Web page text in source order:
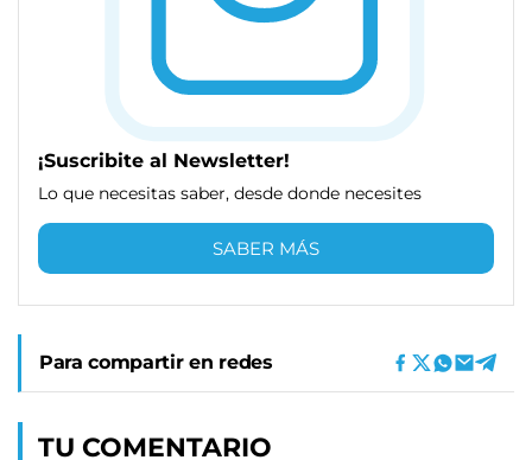
¡Suscribite al Newsletter!
Lo que necesitas saber, desde donde necesites
SABER MÁS
Para compartir en redes
TU COMENTARIO